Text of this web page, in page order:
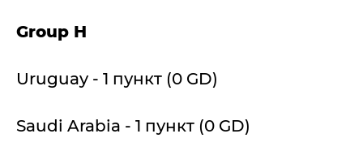
Group H
Uruguay - 1 пункт (0 GD)
Saudi Arabia - 1 пункт (0 GD)